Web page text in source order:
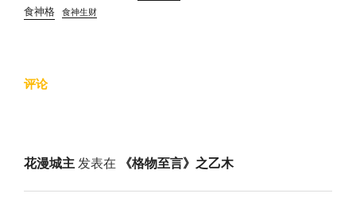
食神格 食神生财
评论
花漫城主发表在 《格物至言》之乙木